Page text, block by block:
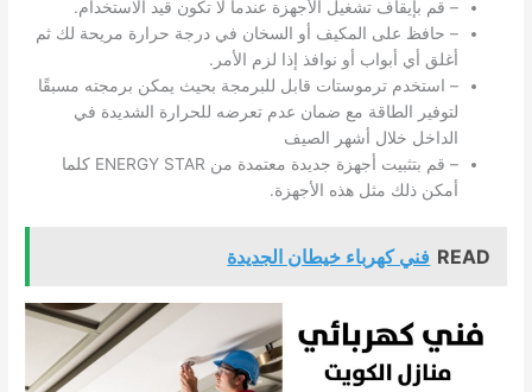
– قم بإيقاف تشغيل الأجهزة عندما لا تكون قيد الاستخدام.
– حافظ على المكيف أو السخان في درجة حرارة مريحة لك ثم
أغلق أي أبواب أو نوافذ إذا لزم الأمر.
– استخدم ترموستات قابل للبرمجة بحيث يمكن برمجته مسبقًا
لتوفير الطاقة مع ضمان عدم تعرضه للحرارة الشديدة في
الداخل خلال أشهر الصيف
– قم بتثبيت أجهزة جديدة معتمدة من ENERGY STAR كلما
أمكن ذلك مثل هذه الأجهزة.
READ فني كهرباء خيطان الجديدة